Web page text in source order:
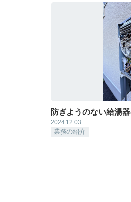
防ぎようのない給湯
2024.12.03
業務の紹介